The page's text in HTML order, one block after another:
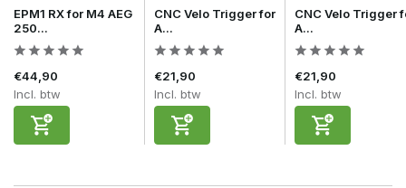
EPM1 RX for M4 AEG
250...
€44,90
Incl. btw
CNC Velo Trigger for
A...
€21,90
Incl. btw
CNC Velo Trigger
A...
€21,90
Incl. btw